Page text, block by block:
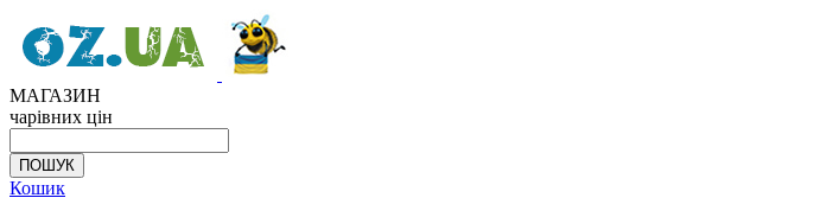
МАГАЗИН
чарівних цін
Кошик